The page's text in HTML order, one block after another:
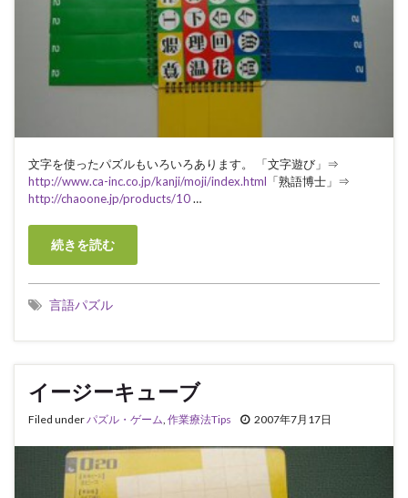
文字を使ったパズルもいろいろあります。 「文字遊び」⇒
http://www.ca-inc.co.jp/kanji/moji/index.html 「熟語博士」⇒
http://chaoone.jp/products/10…
続きを読む
言語パズル
イージーキューブ
Filed underパズル・ゲーム, 作業療法Tips 2007年7月17日